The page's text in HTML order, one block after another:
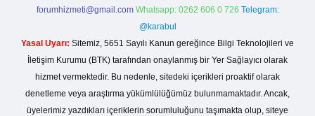
forumhizmeti@gmail.com Whatsapp: 0262 606 0 726 Telegram:
@karabul
Yasal Uyarı: Sitemiz, 5651 Sayılı Kanun gereğince Bilgi Teknolojileri ve
İletişim Kurumu (BTK) tarafından onaylanmış bir Yer Sağlayıcı olarak
hizmet vermektedir. Bu nedenle, sitedeki içerikleri proaktif olarak
denetleme veya araştırma yükümlülüğümüz bulunmamaktadır. Ancak,
üyelerimiz yazdıkları içeriklerin sorumluluğunu taşımakta olup, siteye